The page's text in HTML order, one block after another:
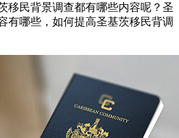
移民背景调查都有哪些内容呢？圣
有哪些，如何提高圣基茨移民背调